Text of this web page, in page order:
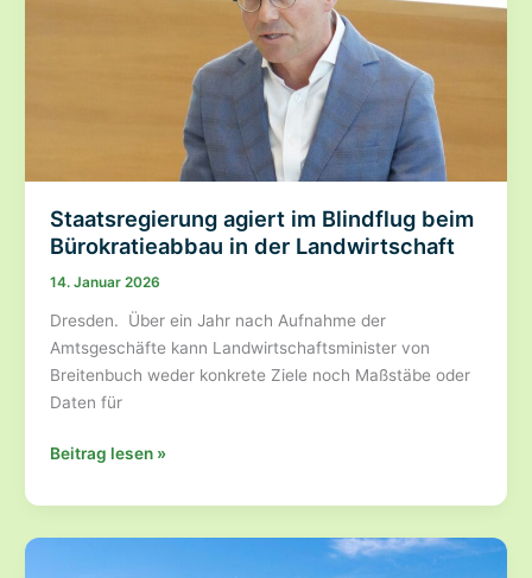
Staatsregierung agiert im Blindflug beim
Bürokratieabbau in der Landwirtschaft
14. Januar 2026
Dresden. Über ein Jahr nach Aufnahme der
Amtsgeschäfte kann Landwirtschaftsminister von
Breitenbuch weder konkrete Ziele noch Maßstäbe oder
Daten für
Staatsregierung
im
Blindflug
Beitrag lesen »